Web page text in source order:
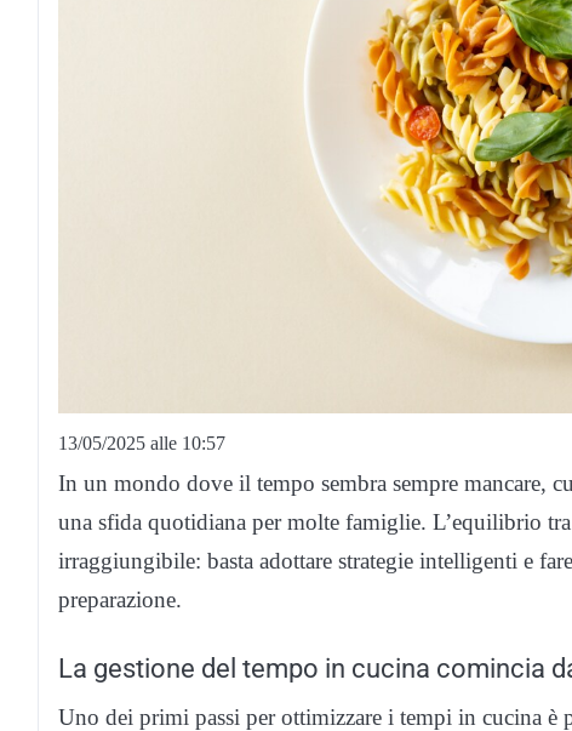
13/05/2025 alle 10:57
In un mondo dove il tempo sembra sempre mancare,
una sfida quotidiana per molte famiglie. L’equilibrio
irraggiungibile: basta adottare strategie intelligenti e
preparazione.
La gestione del tempo in cucina comincia
Uno dei primi passi per ottimizzare i tempi in cucina è